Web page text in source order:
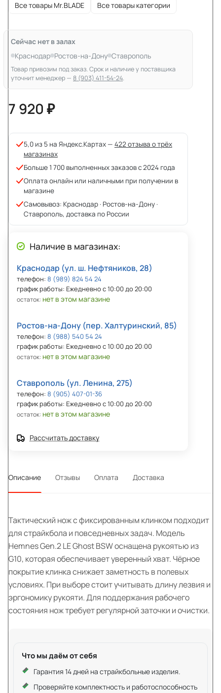
Все товары Mr.BLADE Все товары категории
Сейчас нет в залах
Краснодар Ростов-на-Дону Ставрополь
Товар привозим под заказ. Срок и наличие у поставщика
уточнит менеджер — 8 (903) 411-54-24.
7 920 ₽
5,0 из 5 на Яндекс.Картах — 422 отзыва о трёх
магазинах
Больше 1 700 выполненных заказов с 2024 года
Оплата онлайн или наличными при получении в
магазине
Самовывоз: Краснодар · Ростов-на-Дону ·
Ставрополь, доставка по России
Наличие в магазинах:
Краснодар (ул. ш. Нефтяников, 28)
телефон: 8 (989) 824 54 24
график работы: Ежедневно с 10:00 до 20:00
остаток: нет в этом магазине
Ростов-на-Дону (пер. Халтуринский, 85)
телефон: 8 (988) 540 54 24
график работы: Ежедневно с 10:00 до 20:00
остаток: нет в этом магазине
Ставрополь (ул. Ленина, 275)
телефон: 8 (905) 407-01-36
график работы: Ежедневно с 10:00 до 20:00
остаток: нет в этом магазине
Рассчитать доставку
Описание Отзывы Оплата Доставка
Тактический нож с фиксированным клинком подходит
для страйкбола и повседневных задач. Модель
Hemnes Gen.2 LE Ghost BSW оснащена рукоятью из
G10, которая обеспечивает уверенный хват. Чёрное
покрытие клинка снижает заметность в полевых
условиях. При выборе стоит учитывать длину лезвия и
эргономику рукояти. Для поддержания рабочего
состояния нож требует регулярной заточки и очистки.
Что мы даём от себя
Гарантия 14 дней на страйкбольные изделия.
Проверяйте комплектность и работоспособность